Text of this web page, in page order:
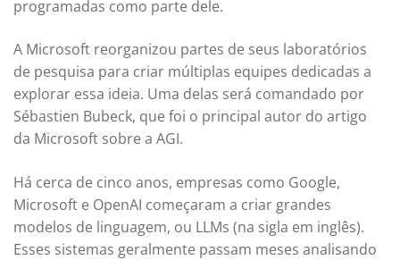
programadas como parte dele.
A Microsoft reorganizou partes de seus laboratórios
de pesquisa para criar múltiplas equipes dedicadas a
explorar essa ideia. Uma delas será comandado por
Sébastien Bubeck, que foi o principal autor do artigo
da Microsoft sobre a AGI.
Há cerca de cinco anos, empresas como Google,
Microsoft e OpenAI começaram a criar grandes
modelos de linguagem, ou LLMs (na sigla em inglês).
Esses sistemas geralmente passam meses analisando